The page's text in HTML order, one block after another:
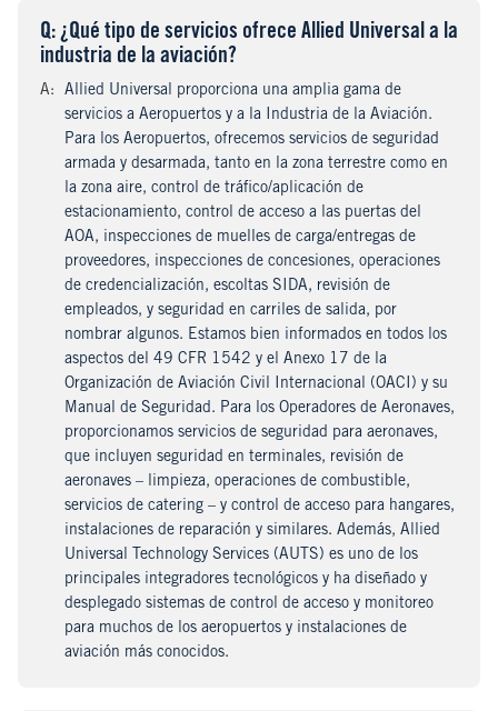
Question
: ¿Qué tipo de servicios ofrece Allied Universal a la
industria de la aviación?
Answer
:
Allied Universal proporciona una amplia gama de
servicios a Aeropuertos y a la Industria de la Aviación.
Para los Aeropuertos, ofrecemos servicios de seguridad
armada y desarmada, tanto en la zona terrestre como en
la zona aire, control de tráfico/aplicación de
estacionamiento, control de acceso a las puertas del
AOA, inspecciones de muelles de carga/entregas de
proveedores, inspecciones de concesiones, operaciones
de credencialización, escoltas SIDA, revisión de
empleados, y seguridad en carriles de salida, por
nombrar algunos. Estamos bien informados en todos los
aspectos del 49 CFR 1542 y el Anexo 17 de la
Organización de Aviación Civil Internacional (OACI) y su
Manual de Seguridad. Para los Operadores de Aeronaves,
proporcionamos servicios de seguridad para aeronaves,
que incluyen seguridad en terminales, revisión de
aeronaves – limpieza, operaciones de combustible,
servicios de catering – y control de acceso para hangares,
instalaciones de reparación y similares. Además, Allied
Universal Technology Services (AUTS) es uno de los
principales integradores tecnológicos y ha diseñado y
desplegado sistemas de control de acceso y monitoreo
para muchos de los aeropuertos y instalaciones de
aviación más conocidos.